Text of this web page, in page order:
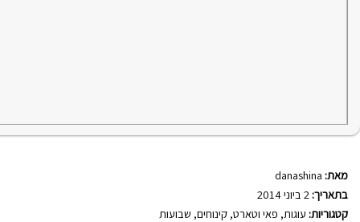
מאת: danashina
בתאריך:
קטגוריות: עוגות, פאי וטארט, קינוחים, שבועות